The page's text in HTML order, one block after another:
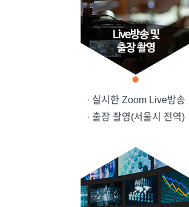
· 실시한 Zoom Live방송
· 출장 촬영(서울시 전역)